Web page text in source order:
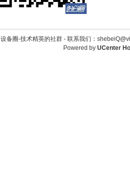
设备圈-技术精英的社群 - 联系我们：
Powered by UCenter